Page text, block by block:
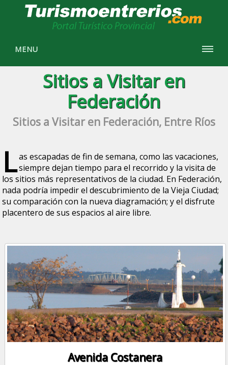
MENU
Sitios a Visitar en
Federación
Sitios a Visitar en Federación, Entre Ríos
Las escapadas de fin de semana, como las vacaciones,
siempre dejan tiempo para el recorrido y la visita de
los sitios más representativos de la ciudad. En Federación,
nada podría impedir el descubrimiento de la Vieja Ciudad;
su comparación con la nueva diagramación; y el disfrute
placentero de sus espacios al aire libre.
Avenida Costanera